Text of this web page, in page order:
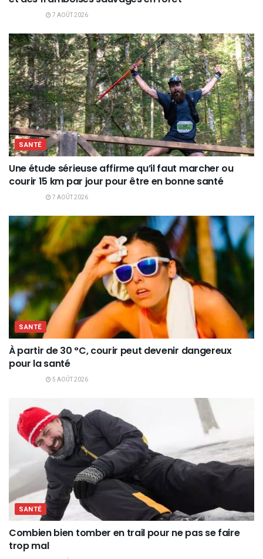
7 AOÛT 2026
SANTÉ
Une étude sérieuse affirme qu’il faut marcher ou
courir 15 km par jour pour être en bonne santé
7 AOÛT 2026
SANTÉ
À partir de 30 °C, courir peut devenir dangereux
pour la santé
5 AOÛT 2026
SANTÉ
Combien bien tomber en trail pour ne pas se faire
trop mal